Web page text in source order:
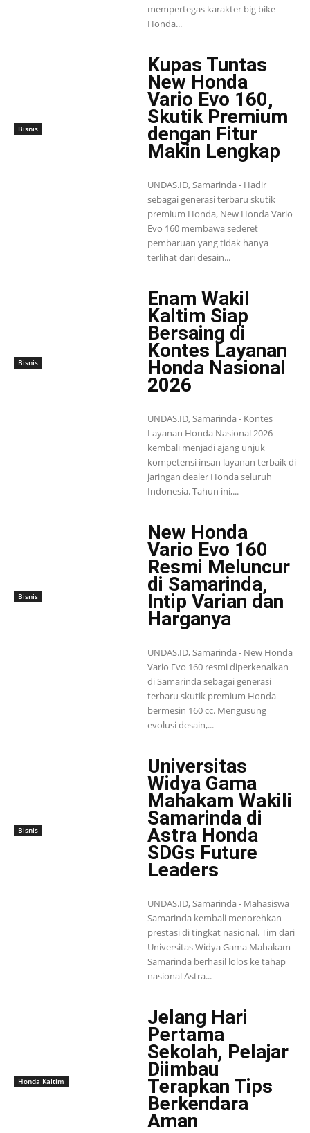
mempertegas karakter big bike
Honda...
Bisnis
Kupas Tuntas
New Honda
Vario Evo 160,
Skutik Premium
dengan Fitur
Makin Lengkap
UNDAS.ID, Samarinda - Hadir
sebagai generasi terbaru skutik
premium Honda, New Honda Vario
Evo 160 membawa sederet
pembaruan yang tidak hanya
terlihat dari desain...
Bisnis
Enam Wakil
Kaltim Siap
Bersaing di
Kontes Layanan
Honda Nasional
2026
UNDAS.ID, Samarinda - Kontes
Layanan Honda Nasional 2026
kembali menjadi ajang unjuk
kompetensi insan layanan terbaik di
jaringan dealer Honda seluruh
Indonesia. Tahun ini,...
Bisnis
New Honda
Vario Evo 160
Resmi Meluncur
di Samarinda,
Intip Varian dan
Harganya
UNDAS.ID, Samarinda - New Honda
Vario Evo 160 resmi diperkenalkan
di Samarinda sebagai generasi
terbaru skutik premium Honda
bermesin 160 cc. Mengusung
evolusi desain,...
Bisnis
Universitas
Widya Gama
Mahakam Wakili
Samarinda di
Astra Honda
SDGs Future
Leaders
UNDAS.ID, Samarinda - Mahasiswa
Samarinda kembali menorehkan
prestasi di tingkat nasional. Tim dari
Universitas Widya Gama Mahakam
Samarinda berhasil lolos ke tahap
nasional Astra...
Honda Kaltim
Jelang Hari
Pertama
Sekolah, Pelajar
Diimbau
Terapkan Tips
Berkendara
Aman